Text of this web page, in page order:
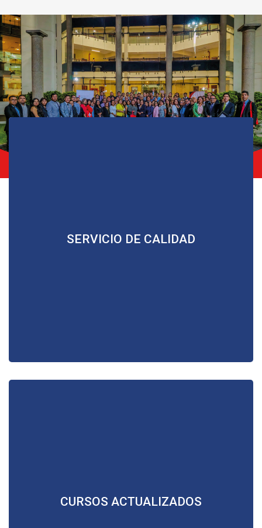
SERVICIO DE CALIDAD
Realizamos las actividades académicas con los mayores
estándares de calidad.
CURSOS ACTUALIZADOS
En nuestra plataforma encontrarás contenido actualizado
de mucha utilidad para su labor jurídica